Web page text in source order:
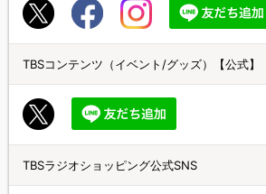
TBSコンテンツ（イベント/グッズ）【公式】
TBSラジオショッピング公式SNS